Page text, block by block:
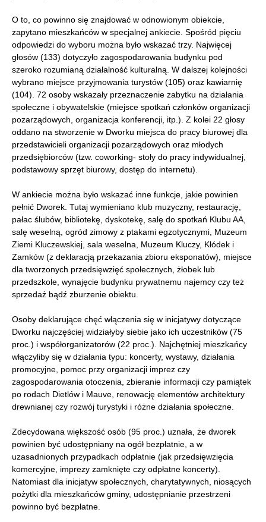
O to, co powinno się znajdować w odnowionym obiekcie,
zapytano mieszkańców w specjalnej ankiecie. Spośród pięciu
odpowiedzi do wyboru można było wskazać trzy. Najwięcej
głosów (133) dotyczyło zagospodarowania budynku pod
szeroko rozumianą działalność kulturalną. W dalszej kolejności
wybrano miejsce przyjmowania turystów (105) oraz kawiarnię
(104). 72 osoby wskazały przeznaczenie zabytku na działania
społeczne i obywatelskie (miejsce spotkań członków organizacji
pozarządowych, organizacja konferencji, itp.). Z kolei 22 głosy
oddano na stworzenie w Dworku miejsca do pracy biurowej dla
przedstawicieli organizacji pozarządowych oraz młodych
przedsiębiorców (tzw. coworking- stoły do pracy indywidualnej,
podstawowy sprzęt biurowy, dostęp do internetu).
W ankiecie można było wskazać inne funkcje, jakie powinien
pełnić Dworek. Tutaj wymieniano klub muzyczny, restaurację,
pałac ślubów, bibliotekę, dyskotekę, salę do spotkań Klubu AA,
salę weselną, ogród zimowy z ptakami egzotycznymi, Muzeum
Ziemi Kluczewskiej, sala weselna, Muzeum Kluczy, Kłódek i
Zamków (z deklaracją przekazania zbioru eksponatów), miejsce
dla tworzonych przedsięwzięć społecznych, żłobek lub
przedszkole, wynajęcie budynku prywatnemu najemcy czy też
sprzedaż bądź zburzenie obiektu.
Osoby deklarujące chęć włączenia się w inicjatywy dotyczące
Dworku najczęściej widziałyby siebie jako ich uczestników (75
proc.) i współorganizatorów (22 proc.). Najchętniej mieszkańcy
włączyliby się w działania typu: koncerty, wystawy, działania
promocyjne, pomoc przy organizacji imprez czy
zagospodarowania otoczenia, zbieranie informacji czy pamiątek
po rodach Dietlów i Mauve, renowację elementów architektury
drewnianej czy rozwój turystyki i różne działania społeczne.
Zdecydowana większość osób (95 proc.) uznała, że dworek
powinien być udostępniany na ogół bezpłatnie, a w
uzasadnionych przypadkach odpłatnie (jak przedsięwzięcia
komercyjne, imprezy zamknięte czy odpłatne koncerty).
Natomiast dla inicjatyw społecznych, charytatywnych, niosących
pożytki dla mieszkańców gminy, udostępnianie przestrzeni
powinno być bezpłatne.